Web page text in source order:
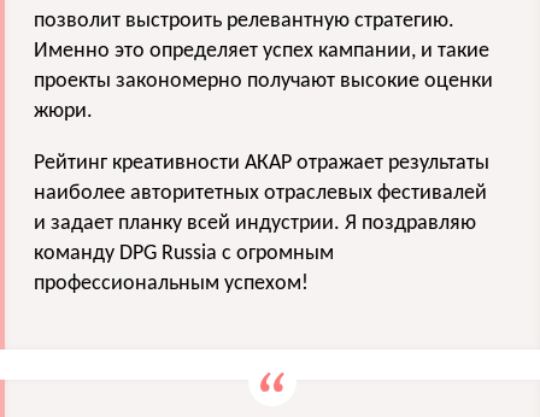
позволит выстроить релевантную стратегию.
Именно это определяет успех кампании, и такие
проекты закономерно получают высокие оценки
жюри.
Рейтинг креативности АКАР отражает результаты
наиболее авторитетных отраслевых фестивалей
и задает планку всей индустрии. Я поздравляю
команду DPG Russia с огромным
профессиональным успехом!